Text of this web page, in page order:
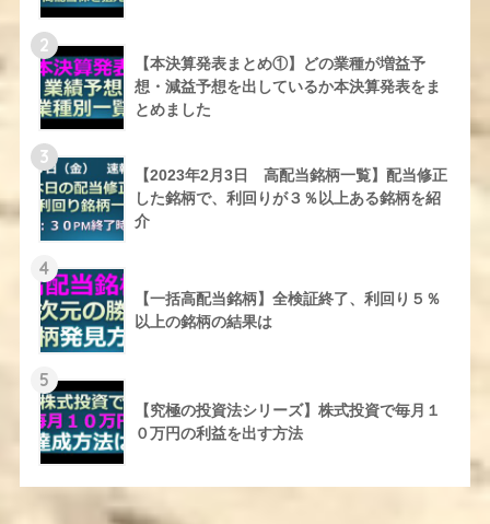
2
【本決算発表まとめ①】どの業種が増益予
想・減益予想を出しているか本決算発表をま
とめました
3
【2023年2月3日 高配当銘柄一覧】配当修正
した銘柄で、利回りが３％以上ある銘柄を紹
介
4
【一括高配当銘柄】全検証終了、利回り５％
以上の銘柄の結果は
5
【究極の投資法シリーズ】株式投資で毎月１
０万円の利益を出す方法